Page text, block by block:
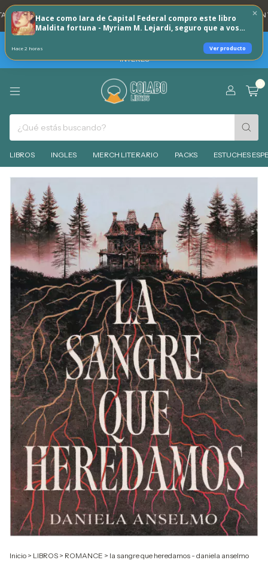
Hace como Iara de Capital Federal compro este libro
Maldita fortuna - Myriam M. Lejardi, seguro que a vos
Hace 2 horas Ver producto
20% REINTEGRO TODOS LOS DÍAS 🐶 💳 3 CUOTAS SIN INTERES CON
TARJETAS BBVA -HOY SABADO 8 DE AGOSTO 30% REINTEGRO + 3
CUOTAS SIN INTERES - MIERCOLES 12 DE AGOSTO 6 CUOTAS SIN
INTERES
LIBROS INGLES MERCH LITERARIO PACKS ESTUCHES
Inicio > LIBROS > ROMANCE > la sangre que heredamos - daniela anselmo